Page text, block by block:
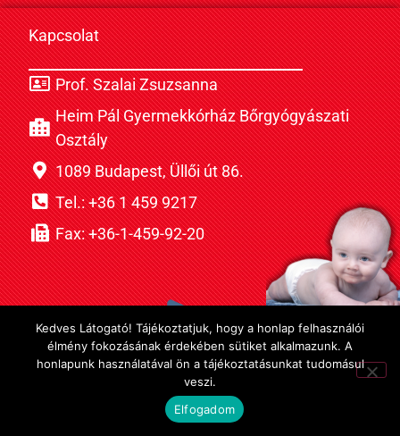
Kapcsolat
Prof. Szalai Zsuzsanna
Heim Pál Gyermekkórház Bőrgyógyászati
Osztály
1089 Budapest, Üllői út 86.
Tel.: +36 1 459 9217
Fax: +36-1-459-92-20
Kedves Látogató! Tájékoztatjuk, hogy a honlap felhasználói
élmény fokozásának érdekében sütiket alkalmazunk. A
honlapunk használatával ön a tájékoztatásunkat tudomásul
veszi.
Elfogadom